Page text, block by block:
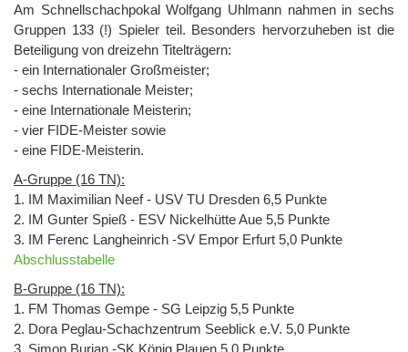
Am Schnellschachpokal Wolfgang Uhlmann nahmen in sechs
Gruppen 133 (!) Spieler teil. Besonders hervorzuheben ist die
Beteiligung von dreizehn Titelträgern:
- ein Internationaler Großmeister;
- sechs Internationale Meister;
- eine Internationale Meisterin;
- vier FIDE-Meister sowie
- eine FIDE-Meisterin.
A-Gruppe (16 TN):
1. IM Maximilian Neef - USV TU Dresden 6,5 Punkte
2. IM Gunter Spieß - ESV Nickelhütte Aue 5,5 Punkte
3. IM Ferenc Langheinrich -SV Empor Erfurt 5,0 Punkte
Abschlusstabelle
B-Gruppe (16 TN):
1. FM Thomas Gempe - SG Leipzig 5,5 Punkte
2. Dora Peglau-Schachzentrum Seeblick e.V. 5,0 Punkte
3. Simon Burian -SK König Plauen 5,0 Punkte